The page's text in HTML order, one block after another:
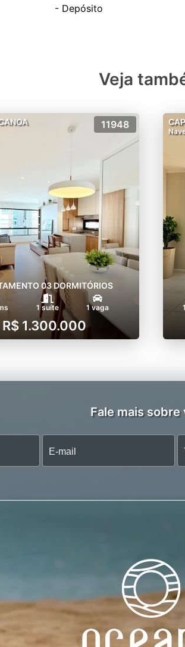
Veja
11948
03 DORMITÓRIOS
1 suíte 1 vaga
R$ 1.300.000
Fale mais sobre